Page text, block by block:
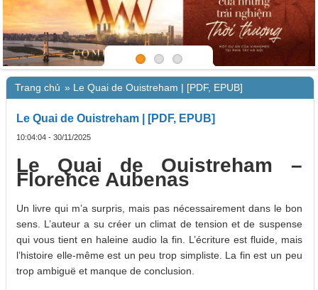
Trang chủ » Le Quai de Ouistreham | [PDF, EPUB]
Le Quai de Ouistreham | [PDF, EPUB]
10:04:04 - 30/11/2025
Le Quai de Ouistreham –
Florence Aubenas
Un livre qui m’a surpris, mais pas nécessairement dans le bon
sens. L’auteur a su créer un climat de tension et de suspense
qui vous tient en haleine audio la fin. L’écriture est fluide, mais
l’histoire elle-même est un peu trop simpliste. La fin est un peu
trop ambiguë et manque de conclusion.